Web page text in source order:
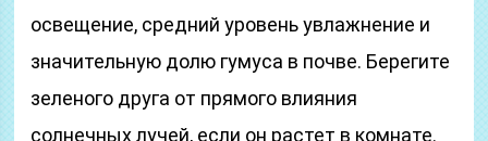
освещение, средний уровень увлажнение и
значительную долю гумуса в почве. Берегите
зеленого друга от прямого влияния
солнечных лучей, если он растет в комнате.